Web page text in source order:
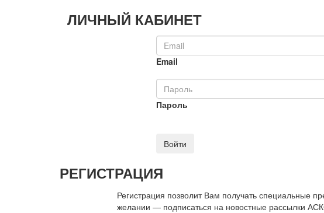
ЛИЧНЫЙ КАБИНЕТ
Email
Пароль
Войти
РЕГИСТРАЦИЯ
Регистрация позволит Вам получать специальные
желании — подписаться на новостные рассылки